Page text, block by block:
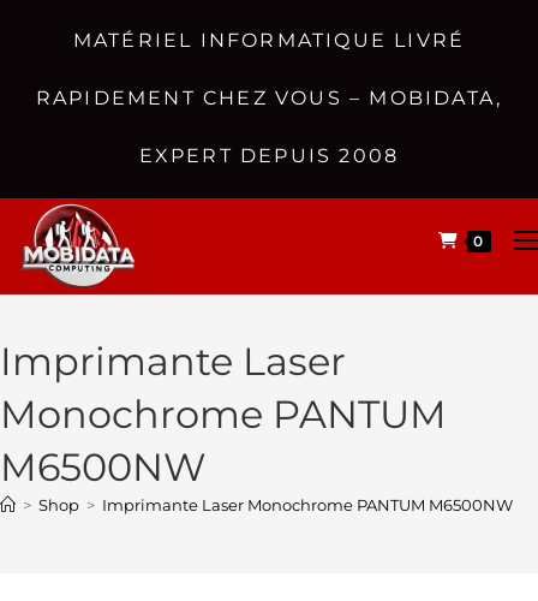
MATÉRIEL INFORMATIQUE LIVRÉ
RAPIDEMENT CHEZ VOUS – MOBIDATA,
EXPERT DEPUIS 2008
0
Imprimante Laser
Monochrome PANTUM
M6500NW
> Shop > Imprimante Laser Monochrome PANTUM M6500NW